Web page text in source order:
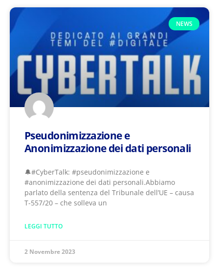
NEWS
Pseudonimizzazione e
Anonimizzazione dei dati personali
🔔#CyberTalk: #pseudonimizzazione e
#anonimizzazione dei dati personali.Abbiamo
parlato della sentenza del Tribunale dell’UE – causa
T-557/20 – che solleva un
LEGGI TUTTO
2 Novembre 2023